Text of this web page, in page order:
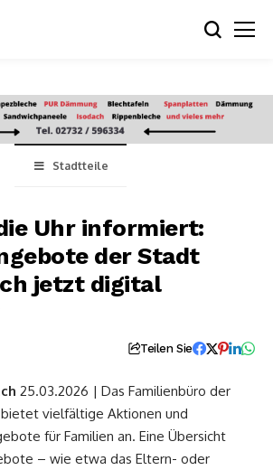
Stadtteile
Uhr informiert:
der Stadt
jetzt digital
Teilen Sie
25.03.2026 | Das Familienbüro der
vielfältige Aktionen und
für Familien an. Eine Übersicht
– wie etwa das Eltern- oder